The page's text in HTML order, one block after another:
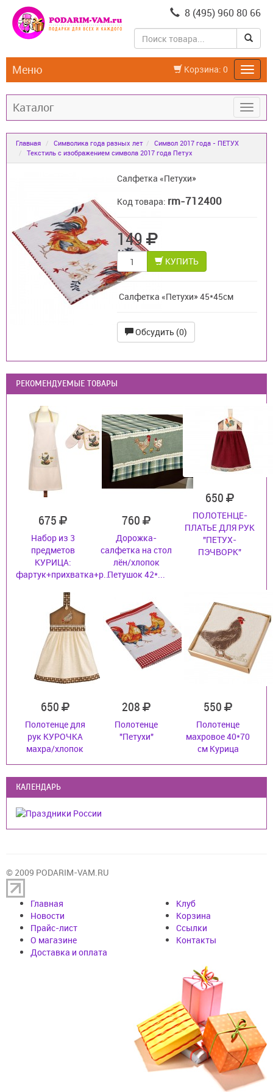
8 (495) 960 80 66
Корзина: 0
Меню
Каталог
Главная Символика года разных лет
Символ 2017 года - ПЕТУХ
Текстиль с изображением символа 2017 года Петух
Салфетка «Петухи»
Код товара: rm-712400
149
КУПИТЬ
Салфетка «Петухи» 45*45см
Обсудить (0)
РЕКОМЕНДУЕМЫЕ ТОВАРЫ
675
Набор из 3
предметов
КУРИЦА:
фартук+прихватка+р...
760
Дорожка-
салфетка на стол
лён/хлопок
Петушок 42*...
650
ПОЛОТЕНЦЕ-
ПЛАТЬЕ ДЛЯ РУК
"ПЕТУХ-
ПЭЧВОРК"
650
Полотенце для
рук КУРОЧКА
махра/хлопок
208
Полотенце
"Петухи"
550
Полотенце
махровое 40*70
см Курица
КАЛЕНДАРЬ
© 2009 PODARIM-VAM.RU
Главная
Новости
Прайс-лист
О магазине
Доставка и оплата
Клуб
Корзина
Cсылки
Контакты